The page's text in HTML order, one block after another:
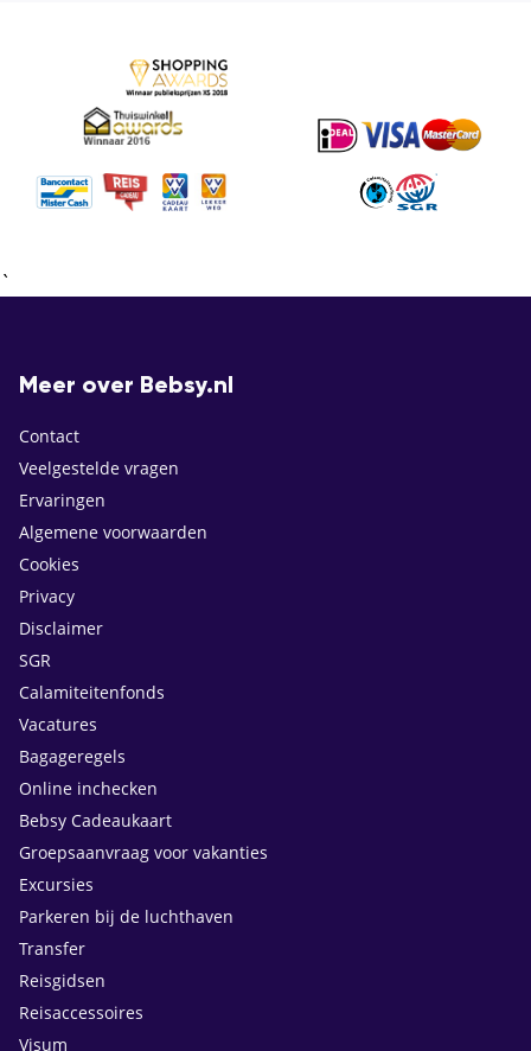
`
Meer over Bebsy.nl
Contact
Veelgestelde vragen
Ervaringen
Algemene voorwaarden
Cookies
Privacy
Disclaimer
SGR
Calamiteitenfonds
Vacatures
Bagageregels
Online inchecken
Bebsy Cadeaukaart
Groepsaanvraag voor vakanties
Excursies
Parkeren bij de luchthaven
Transfer
Reisgidsen
Reisaccessoires
Visum